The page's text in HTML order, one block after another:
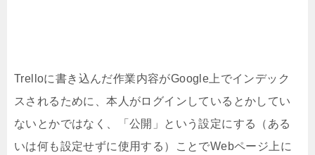
Trelloに書き込んだ作業内容がGoogle上でインデック
スされるために、本人がログインしているとかしてい
ないとかではなく、「公開」という設定にする（ある
いは何も設定せずに使用する）ことでWebページ上に